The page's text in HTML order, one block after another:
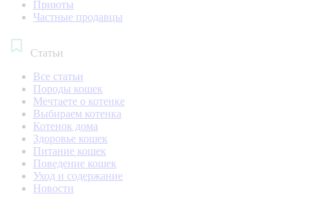
Приюты
Частные продавцы
Статьи
Все статьи
Породы кошек
Мечтаете о котенке
Выбираем котенка
Котенок дома
Здоровье кошек
Питание кошек
Поведение кошек
Уход и содержание
Новости